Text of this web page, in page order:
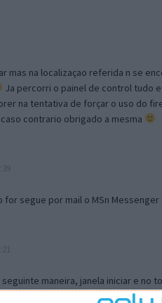
mas na localizaçao referida n se
Ja percorri o painel de control tudo e
na tentativa de forçar o uso do
contrario obrigado a mesma
for segue por mail o MSn Messenger
maneira, janela iniciar e no
separador Menu ‘Iniciar’ clica no